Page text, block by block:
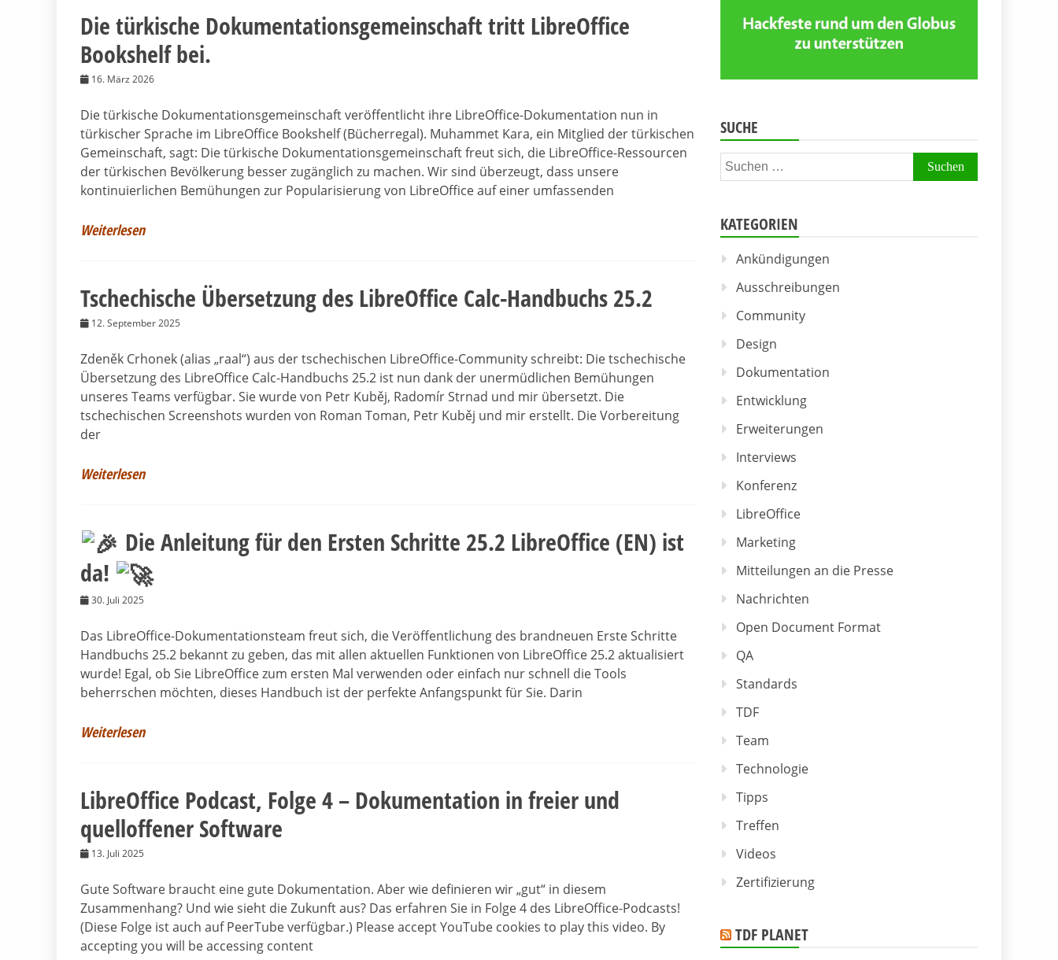
Die türkische Dokumentationsgemeinschaft tritt LibreOffice
Bookshelf bei.
16. März 2026
Die türkische Dokumentationsgemeinschaft veröffentlicht ihre LibreOffice-Dokumentation nun in
türkischer Sprache im LibreOffice Bookshelf (Bücherregal). Muhammet Kara, ein Mitglied der türkischen
Gemeinschaft, sagt: Die türkische Dokumentationsgemeinschaft freut sich, die LibreOffice-Ressourcen
der türkischen Bevölkerung besser zugänglich zu machen. Wir sind überzeugt, dass unsere
kontinuierlichen Bemühungen zur Popularisierung von LibreOffice auf einer umfassenden
Weiterlesen
Tschechische Übersetzung des LibreOffice Calc-Handbuchs 25.2
12. September 2025
Zdeněk Crhonek (alias „raal“) aus der tschechischen LibreOffice-Community schreibt: Die tschechische
Übersetzung des LibreOffice Calc-Handbuchs 25.2 ist nun dank der unermüdlichen Bemühungen
unseres Teams verfügbar. Sie wurde von Petr Kuběj, Radomír Strnad und mir übersetzt. Die
tschechischen Screenshots wurden von Roman Toman, Petr Kuběj und mir erstellt. Die Vorbereitung
der
Weiterlesen
Die Anleitung für den Ersten Schritte 25.2 LibreOffice (EN) ist
da!
30. Juli 2025
Das LibreOffice-Dokumentationsteam freut sich, die Veröffentlichung des brandneuen Erste Schritte
Handbuchs 25.2 bekannt zu geben, das mit allen aktuellen Funktionen von LibreOffice 25.2 aktualisiert
wurde! Egal, ob Sie LibreOffice zum ersten Mal verwenden oder einfach nur schnell die Tools
beherrschen möchten, dieses Handbuch ist der perfekte Anfangspunkt für Sie. Darin
Weiterlesen
LibreOffice Podcast, Folge 4 – Dokumentation in freier und
quelloffener Software
13. Juli 2025
Gute Software braucht eine gute Dokumentation. Aber wie definieren wir „gut“ in diesem
Zusammenhang? Und wie sieht die Zukunft aus? Das erfahren Sie in Folge 4 des LibreOffice-Podcasts!
(Diese Folge ist auch auf PeerTube verfügbar.) Please accept YouTube cookies to play this video. By
accepting you will be accessing content
SUCHE
Suchen
nach:
KATEGORIEN
Ankündigungen
Ausschreibungen
Community
Design
Dokumentation
Entwicklung
Erweiterungen
Interviews
Konferenz
LibreOffice
Marketing
Mitteilungen an die Presse
Nachrichten
Open Document Format
QA
Standards
TDF
Team
Technologie
Tipps
Treffen
Videos
Zertifizierung
TDF PLANET